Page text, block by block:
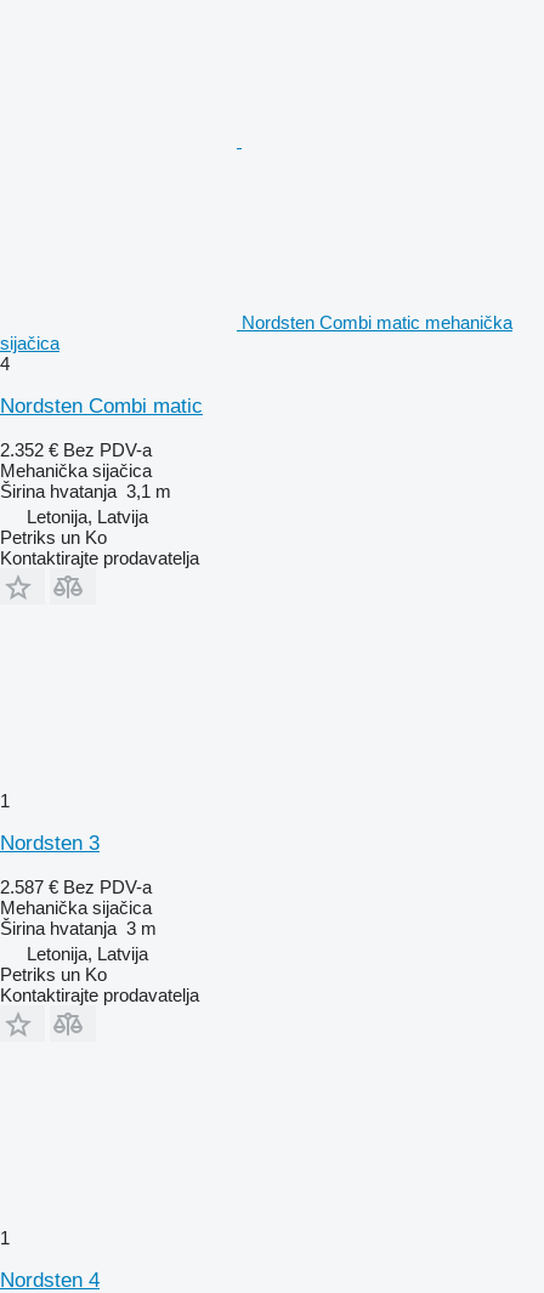
Nordsten Combi matic mehanička
sijačica
4
Nordsten Combi matic
2.352 € Bez PDV-a
Mehanička sijačica
Širina hvatanja 3,1 m
Letonija, Latvija
Petriks un Ko
Kontaktirajte prodavatelja
1
Nordsten 3
2.587 € Bez PDV-a
Mehanička sijačica
Širina hvatanja 3 m
Letonija, Latvija
Petriks un Ko
Kontaktirajte prodavatelja
1
Nordsten 4